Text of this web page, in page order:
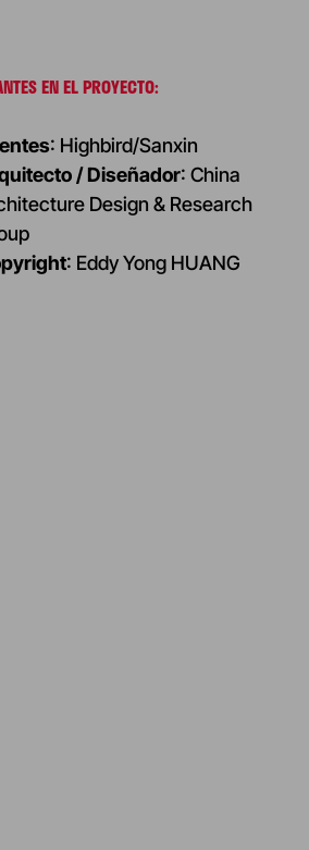
EN EL PROYECTO:
: Highbird/Sanxin
/ Diseñador: China
Design & Research
: Eddy Yong HUANG